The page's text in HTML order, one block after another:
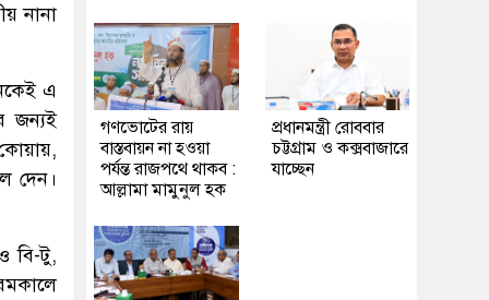
নানা
এ
জন্যই
দেন।
বি-টু,
গণভোটের রায়
বাস্তবায়ন না হওয়া
পর্যন্ত রাজপথে থাকব :
আল্লামা মামুনুল হক
প্রধানমন্ত্রী রোববার
চট্টগ্রাম ও কক্সবাজারে
যাচ্ছেন